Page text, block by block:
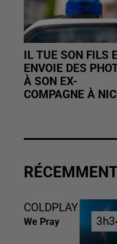
IL TUE SON FILS
ENVOIE DES
À SON EX-
COMPAGNE À
COLDPLAY
We Pray